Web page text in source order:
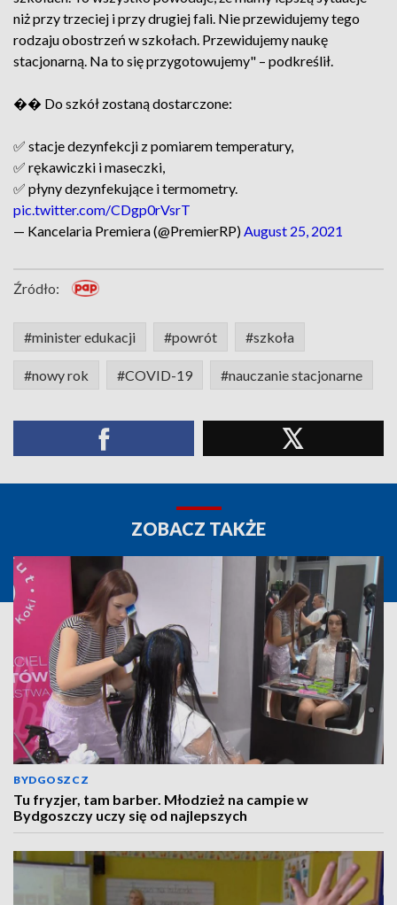
niż przy trzeciej i przy drugiej fali. Nie przewidujemy tego
rodzaju obostrzeń w szkołach. Przewidujemy naukę
stacjonarną. Na to się przygotowujemy" – podkreślił.
�� Do szkół zostaną dostarczone:
✅ stacje dezynfekcji z pomiarem temperatury,
✅ rękawiczki i maseczki,
✅ płyny dezynfekujące i termometry.
pic.twitter.com/CDgp0rVsrT
— Kancelaria Premiera (@PremierRP)August 25, 2021
Źródło:
#minister edukacji #powrót #szkoła
#nowy rok #COVID-19 #nauczanie stacjonarne
ZOBACZ TAKŻE
BYDGOSZCZ
Tu fryzjer, tam barber. Młodzież na campie w
Bydgoszczy uczy się od najlepszych